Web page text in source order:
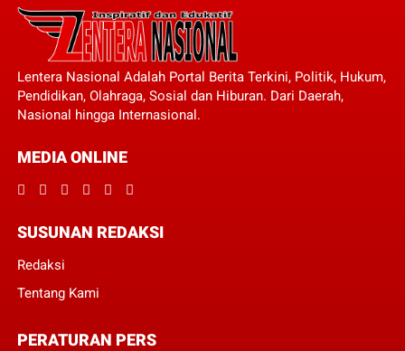
Lentera Nasional Adalah Portal Berita Terkini, Politik, Hukum,
Pendidikan, Olahraga, Sosial dan Hiburan. Dari Daerah,
Nasional hingga Internasional.
MEDIA ONLINE
SUSUNAN REDAKSI
Redaksi
Tentang Kami
PERATURAN PERS